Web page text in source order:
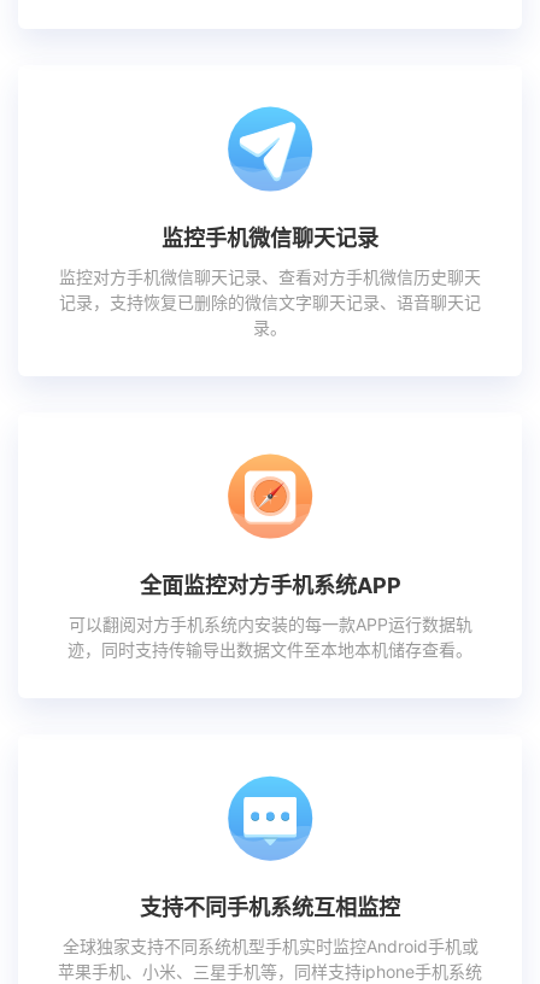
监控手机微信聊天记录
监控对方手机微信聊天记录、查看对方手机微信历史聊天
记录，支持恢复已删除的微信文字聊天记录、语音聊天记
录。
全面监控对方手机系统APP
可以翻阅对方手机系统内安装的每一款APP运行数据轨
迹，同时支持传输导出数据文件至本地本机储存查看。
支持不同手机系统互相监控
全球独家支持不同系统机型手机实时监控Android手机或
苹果手机、小米、三星手机等，同样支持iphone手机系统